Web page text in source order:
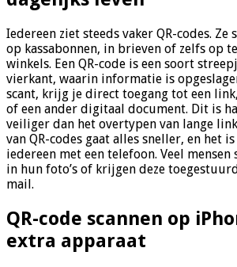
Iedereen ziet steeds vaker QR-codes.
op kassabonnen, in brieven of zelfs op
winkels. Een QR-code is een soort
vierkant, waarin informatie is
scant, krijg je direct toegang tot een
of een ander digitaal document. Dit is
veiliger dan het overtypen van lange
van QR-codes gaat alles sneller, en het
iedereen met een telefoon. Veel mensen
in hun foto’s of krijgen deze
mail.
QR-code scannen op
extra apparaat